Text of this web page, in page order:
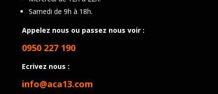
Samedi de 9h à 18h.
Appelez nous ou passez nous voir :
0950 227 190
Ecrivez nous :
info@aca13.com